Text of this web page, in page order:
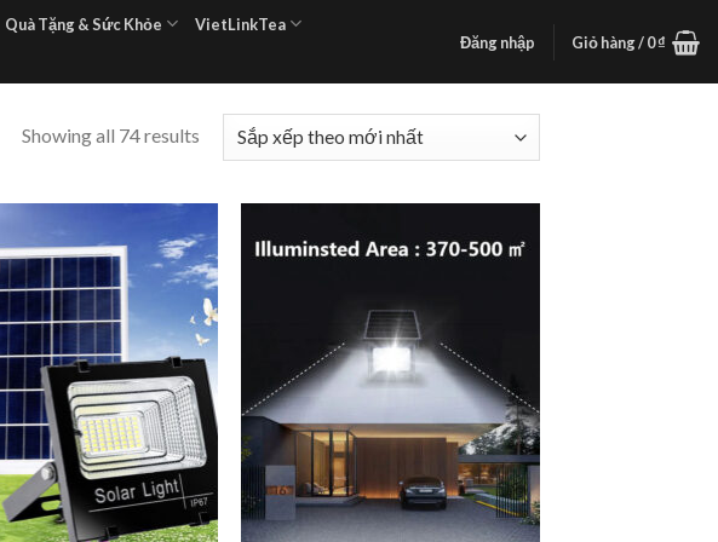
Quà Tặng & Sức Khỏe VietLinkTea
Đăng nhập Giỏ hàng /0₫
Showing all 74 results
Add to
wishlist